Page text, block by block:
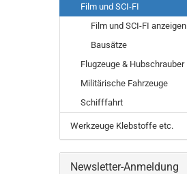
Film und SCI-FI
Film und SCI-FI anzeigen
Bausätze
Flugzeuge & Hubschrauber
Militärische Fahrzeuge
Schifffahrt
Werkzeuge Klebstoffe etc.
Newsletter-Anmeldung